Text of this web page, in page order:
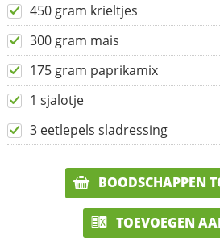
450 gram krieltjes
300 gram mais
175 gram paprikamix
1 sjalotje
3 eetlepels sladressing
BOODSCHAPPEN
TOEVOEGEN